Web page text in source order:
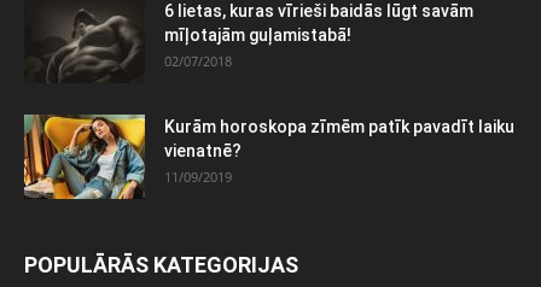
6 lietas, kuras vīrieši baidās lūgt savām
mīļotajām guļamistabā!
02/07/2018
Kurām horoskopa zīmēm patīk pavadīt laiku
vienatnē?
11/09/2019
POPULĀRĀS KATEGORIJAS